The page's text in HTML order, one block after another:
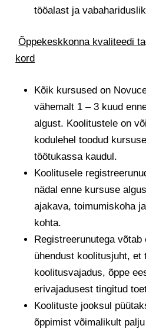
tööalast ja
Õppekeskkonna kvaliteedi
kord
Kõik kursused on
vähemalt 1 – 3 kuud
algust. Koolitustele on
kodulehel toodud
töötukassa kaudul.
Koolitusele
nädal enne kursuse
ajakava, toimumiskoha
kohta.
Registreerunutega
ühendust koolitusjuht, et
koolitusvajadus, õppe
erivajadusest tingitud
Koolituste jooksul
õppimist võimalikult